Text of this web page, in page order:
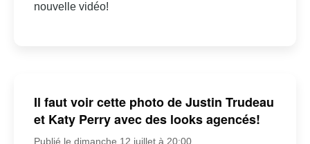
nouvelle vidéo!
Il faut voir cette photo de Justin Trudeau
et Katy Perry avec des looks agencés!
Publié le dimanche 12 juillet à 20:00